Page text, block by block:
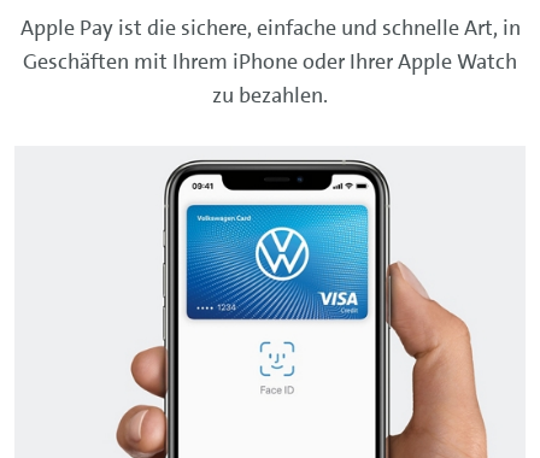
Apple Payist die sichere, einfache und schnelle Art, in
Geschäften mit Ihrem iPhone oder IhrerApple Watch
zu bezahlen.